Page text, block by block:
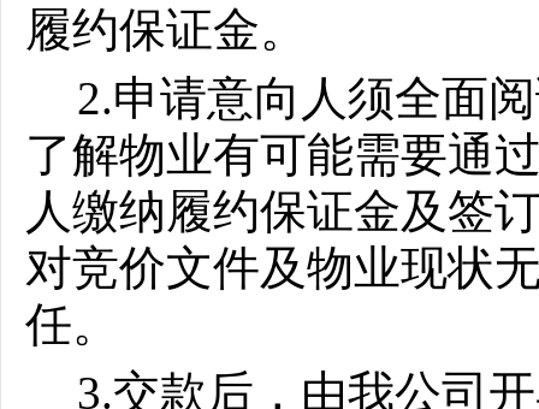
履约保证金。
2.申请意向人须全面
了解物业有可能需要通
人缴纳履约保证金及签
对竞价文件及物业现状
任。
3.交款后，由我公司